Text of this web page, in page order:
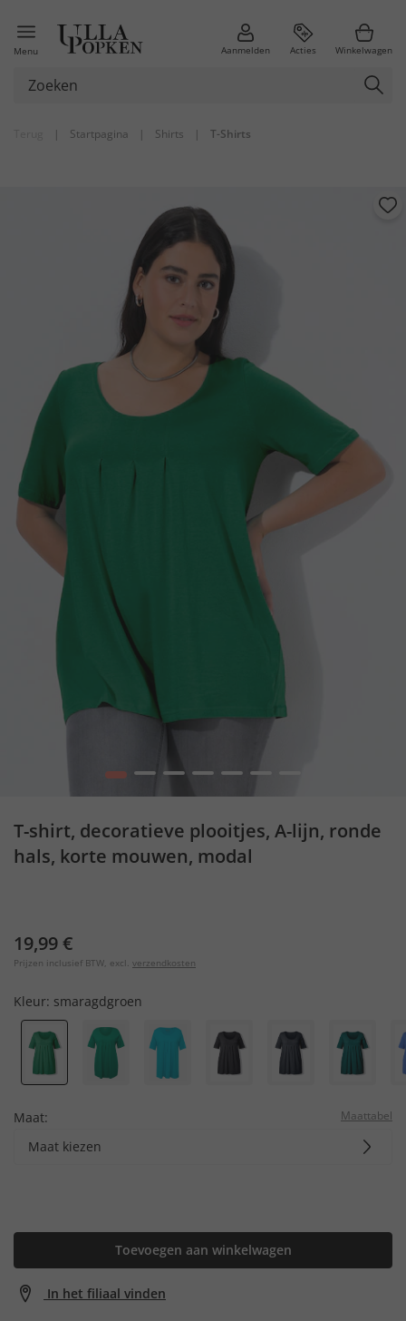
Menu Aanmelden Acties Winkelwagen
| Startpagina | Shirts | T-Shirts
1 2 3 4 5 6
T-shirt, decoratieve plooitjes, A-lijn, ronde
hals, korte mouwen, modal
19,99 €
Prijzen inclusief BTW, excl. verzendkosten
Kleur: smaragdgroen
Maat: Maattabel
Maat kiezen
Toevoegen aan winkelwagen
In het filiaal vinden